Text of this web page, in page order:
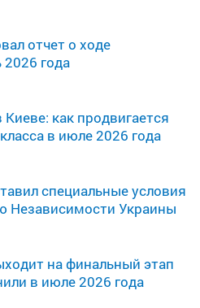
отчет о ходе
2026 года
как продвигается
в июле 2026 года
специальные условия
Независимости Украины
на финальный этап
в июле 2026 года